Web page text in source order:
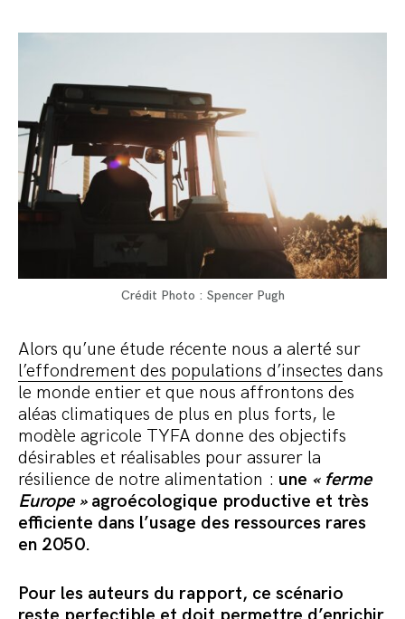
Crédit Photo : Spencer Pugh
Alors qu’une étude récente nous a alerté sur
l’effondrement des populations d’insectes dans
le monde entier et que nous affrontons des
aléas climatiques de plus en plus forts, le
modèle agricole TYFA donne des objectifs
désirables et réalisables pour assurer la
résilience de notre alimentation : une « ferme
Europe »agroécologique productive et très
efficiente dans l’usage des ressources rares
en 2050.
Pour les auteurs du rapport, ce scénario